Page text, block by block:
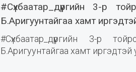
#Сүхбаатар_дүүргийн 3-р
Б.Аригуунтайгаа хамт
#Сүхбаатар_дүүргийн 3-р
Б.Аригуунтайгаа хамт иргэдтэй